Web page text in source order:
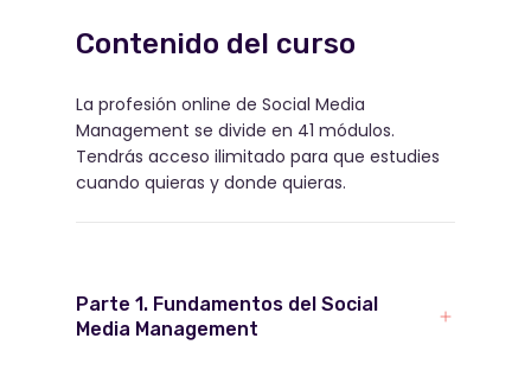
La profesión online de Social Media
Management se divide en 41 módulos.
Tendrás acceso ilimitado para que estudies
cuando quieras y donde quieras.
Contenido del curso
Parte 1. Fundamentos del Social
Media Management
Autoconocimiento y
Ayuda para identificar
Aumento del